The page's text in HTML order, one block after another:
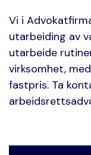
Vi i
utarbeiding av
utarbeide
virksomhet,
fastpris. Ta